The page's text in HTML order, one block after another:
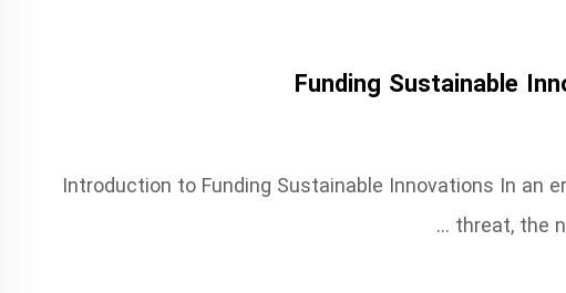
Funding Sustainable
Introduction to Funding Sustainable Innovations In an
threat, the